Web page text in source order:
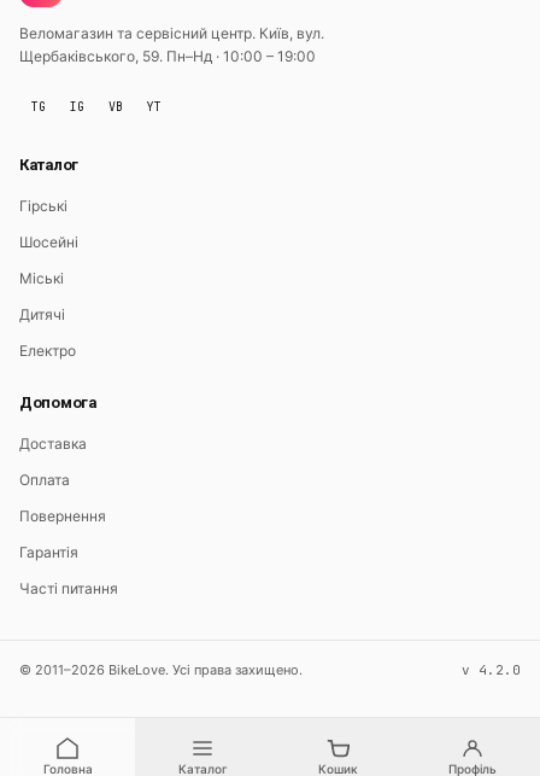
Веломагазин та сервісний центр. Київ, вул.
Щербаківського, 59. Пн–Нд · 10:00 – 19:00
TG IG VB YT
Каталог
Гірські
Шосейні
Міські
Дитячі
Електро
Допомога
Доставка
Оплата
Повернення
Гарантія
Часті питання
© 2011–2026 BikeLove. Усі права захищено. v 4.2.0
Головна Каталог Кошик Профіль